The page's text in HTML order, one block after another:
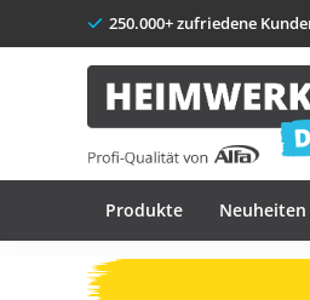
250.000+ zufriedene
Produkte Neuheiten